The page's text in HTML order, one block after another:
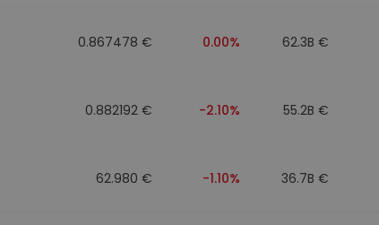
0.867478 € 0.00% 62.3B €
0.882192 € -2.10% 55.2B €
62.980 € -1.10% 36.7B €